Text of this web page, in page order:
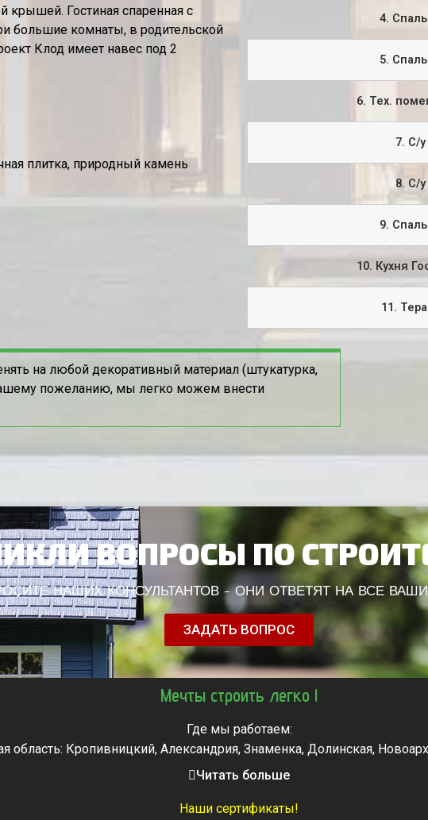
крышей. Гостиная спаренная с
большие комнаты, в родительской
Клод имеет навес под 2
плитка, природный камень
4.
5.
6. Тех.
7. С/у
8. С/у
9.
10. Кухня
11.
на любой декоративный материал (штукатурка,
пожеланию, мы легко можем внести
ВОПРОСЫ ПО
НАШИХ КОНСУЛЬТАНТОВ - ОНИ ОТВЕТЯТ НА ВСЕ
ЗАДАТЬ ВОПРОС
Мечты строить легко !
Где мы работаем:
область: Кропивницкий, Александрия, Знаменка, Долинская,
Ватутино, Городище, Жашков, Звенигородка, Золотоноша, Каменка,
Читать больше
Наши сертификаты!